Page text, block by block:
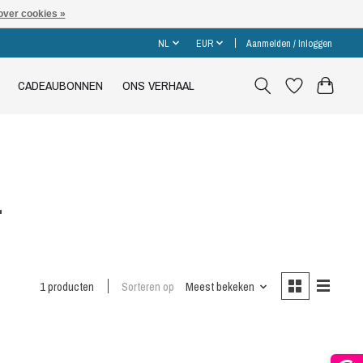
NL EUR Aanmelden / Inloggen
CADEAUBONNEN ONS VERHAAL
1 producten Sorteren op Meest bekeken
cookies »